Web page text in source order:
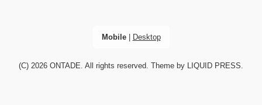
Mobile| Desktop
(C) 2026 ONTADE . All rights reserved. Theme by LIQUID PRESS